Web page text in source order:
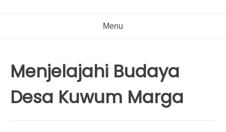
Menu
Menjelajahi Budaya
Desa Kuwum Marga